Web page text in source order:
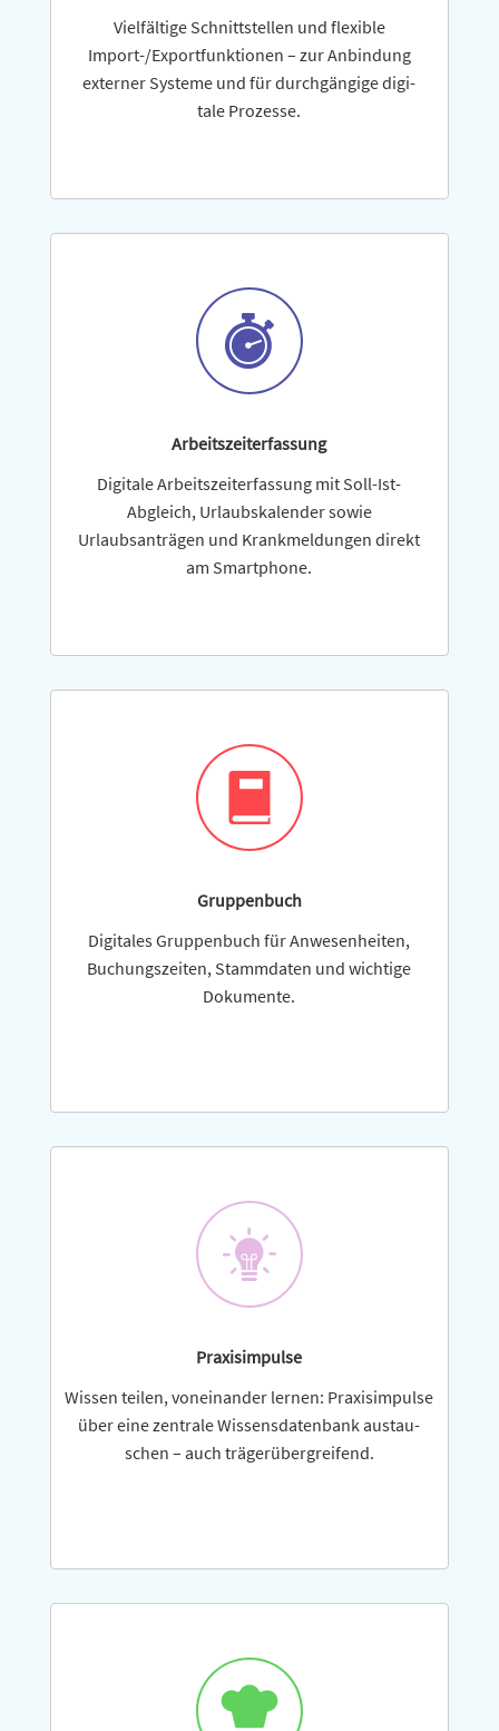
Vielfältige Schnittstellen und flexible
Import-/Exportfunktionen – zur Anbindung
externer Systeme und für durch­gän­gige digi­
tale Prozesse.
Arbeitszeiterfassung
Digitale Arbeitszeiterfassung mit Soll-Ist-
Abgleich, Urlaubskalender sowie
Urlaubsanträgen und Krankmeldungen direkt
am Smartphone.
Gruppenbuch
Digitales Gruppenbuch für Anwesenheiten,
Buchungszeiten, Stammdaten und wich­tige
Dokumente.
Praxisimpulse
Wissen teilen, vonein­ander lernen: Praxisimpulse
über eine zentrale Wissensdatenbank austau­
schen – auch trägerübergreifend.